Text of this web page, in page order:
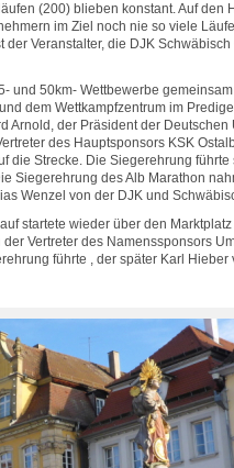
(200) blieben konstant. Auf den
im Ziel noch nie so viele
der Veranstalter, die DJK
und 50km- Wettbewerbe
dem Wettkampfzentrum im
Arnold, der Präsident der
des Hauptsponsors KSK
die Strecke. Die Siegerehrung
Siegerehrung des Alb Marathon
Wenzel von der DJK und
startete wieder über den
Vertreter des Namenssponsors
führte , der später Karl Hieber